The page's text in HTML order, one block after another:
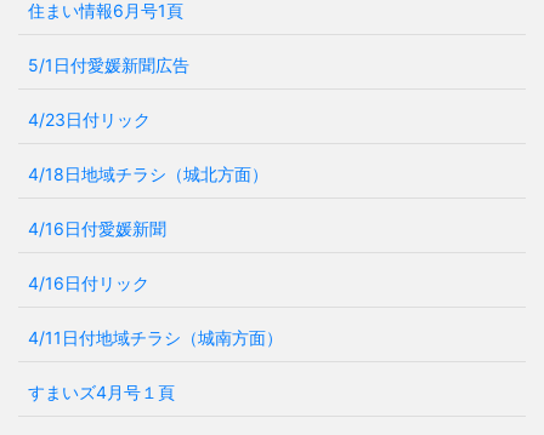
住まい情報6月号1頁
5/1日付愛媛新聞広告
4/23日付リック
4/18日地域チラシ（城北方面）
4/16日付愛媛新聞
4/16日付リック
4/11日付地域チラシ（城南方面）
すまいズ4月号１頁